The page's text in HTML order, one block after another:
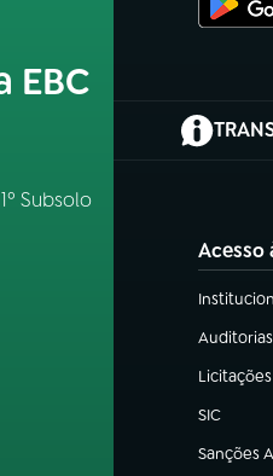
EBC
Subsolo
(abre
Acesso
(abre em
Auditorias
(abre em
(abre em
SIC
(abre em
Sanções
(abre em